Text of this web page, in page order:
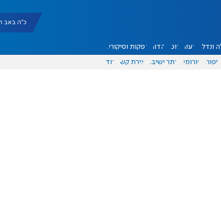
כ"ה באב תשפ"ו
ונדל"ן דעות אוכל יהדות הפקות וסיקורים
ספורט פורומים אתר ישיבה יצירת קשר עוד